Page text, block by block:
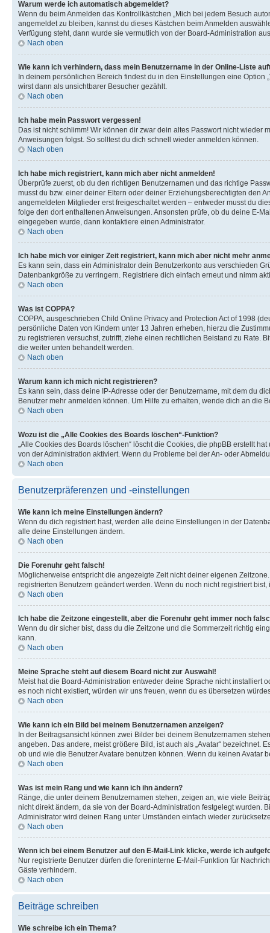
Warum werde ich automatisch abgemeldet?
Wenn du beim Anmelden das Kontrollkästchen „Mich bei jedem Besuch
angemeldet zu bleiben, kannst du dieses Kästchen beim Anmelden
Verfügung steht, dann wurde sie vermutlich von der Board-Administration
Nach oben
Wie kann ich verhindern, dass mein Benutzername in der Online-Liste
In deinem persönlichen Bereich findest du in den Einstellungen eine
wirst dann als unsichtbarer Besucher gezählt.
Nach oben
Ich habe mein Passwort vergessen!
Das ist nicht schlimm! Wir können dir zwar dein altes Passwort nicht wieder
Anweisungen folgst. So solltest du dich schnell wieder anmelden können.
Nach oben
Ich habe mich registriert, kann mich aber nicht anmelden!
Überprüfe zuerst, ob du den richtigen Benutzernamen und das richtige
musst du bzw. einer deiner Eltern oder deiner Erziehungsberechtigten den
angemeldeten Mitglieder erst freigeschaltet werden – entweder musst du
folge den dort enthaltenen Anweisungen. Ansonsten prüfe, ob du deine E-
eingegeben wurde, dann kontaktiere einen Administrator.
Nach oben
Ich habe mich vor einiger Zeit registriert, kann mich aber nicht mehr
Es kann sein, dass ein Administrator dein Benutzerkonto aus verschieden
Datenbankgröße zu verringern. Registriere dich einfach erneut und nimm
Nach oben
Was ist COPPA?
COPPA, ausgeschrieben Child Online Privacy and Protection Act of 1998
persönliche Daten von Kindern unter 13 Jahren erheben, hierzu die
zu registrieren versuchst, zutrifft, ziehe einen rechtlichen Beistand zu Rate.
die weiter unten behandelt werden.
Nach oben
Warum kann ich mich nicht registrieren?
Es kann sein, dass deine IP-Adresse oder der Benutzername, mit dem du
Benutzer mehr anmelden können. Um Hilfe zu erhalten, wende dich an die
Nach oben
Wozu ist die „Alle Cookies des Boards löschen“-Funktion?
„Alle Cookies des Boards löschen“ löscht die Cookies, die phpBB erstellt
von der Administration aktiviert. Wenn du Probleme bei der An- oder
Nach oben
Benutzerpräferenzen und -einstellungen
Wie kann ich meine Einstellungen ändern?
Wenn du dich registriert hast, werden alle deine Einstellungen in der
alle deine Einstellungen ändern.
Nach oben
Die Forenuhr geht falsch!
Möglicherweise entspricht die angezeigte Zeit nicht deiner eigenen
registrierten Benutzern geändert werden. Wenn du noch nicht registriert
Nach oben
Ich habe die Zeitzone eingestellt, aber die Forenuhr geht immer noch
Wenn du dir sicher bist, dass du die Zeitzone und die Sommerzeit richtig
kann.
Nach oben
Meine Sprache steht auf diesem Board nicht zur Auswahl!
Meist hat die Board-Administration entweder deine Sprache nicht installiert
es noch nicht existiert, würden wir uns freuen, wenn du es übersetzen
Nach oben
Wie kann ich ein Bild bei meinem Benutzernamen anzeigen?
In der Beitragsansicht können zwei Bilder bei deinem Benutzernamen
angeben. Das andere, meist größere Bild, ist auch als „Avatar“
ob und wie die Benutzer Avatare benutzen können. Wenn du keinen
Nach oben
Was ist mein Rang und wie kann ich ihn ändern?
Ränge, die unter deinem Benutzernamen stehen, zeigen an, wie viele
nicht direkt ändern, da sie von der Board-Administration festgelegt
Administrator wird deinen Rang unter Umständen einfach wieder
Nach oben
Wenn ich bei einem Benutzer auf den E-Mail-Link klicke, werde ich
Nur registrierte Benutzer dürfen die foreninterne E-Mail-Funktion für
Gäste verhindern.
Nach oben
Beiträge schreiben
Wie schreibe ich ein Thema?